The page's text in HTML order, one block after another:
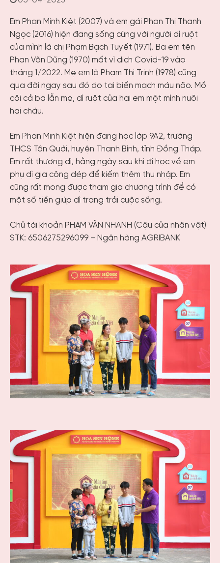
Em Phan Minh Kiệt (2007) và em gái Phan Thị Thanh
Ngọc (2016) hiện đang sống cùng với người dì ruột
của mình là chị Phạm Bạch Tuyết (1971). Ba em tên
Phan Văn Dũng (1970) mất vì dịch Covid-19 vào
tháng 1/2022. Mẹ em là Phạm Thị Trinh (1978) cũng
qua đời ngay sau đó do tai biến mạch máu não. Mồ
côi cả ba lẫn mẹ, dì ruột của hai em một mình nuôi
hai cháu.
Em Phan Minh Kiệt hiện đang học lớp 9A2, trường
THCS Tân Quới, huyện Thanh Bình, tỉnh Đồng Tháp.
Em rất thương dì, hằng ngày sau khi đi học về em
phụ dì gia công dép để kiếm thêm thu nhập. Em
cũng rất mong được tham gia chương trình để có
một số tiền giúp dì trang trải cuộc sống.
Chủ tài khoản PHẠM VĂN NHANH (Cậu của nhân vật)
STK: 6506275296099 – Ngân hàng AGRIBANK